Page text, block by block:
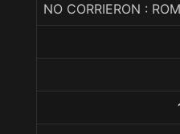
NO CORRIERON :